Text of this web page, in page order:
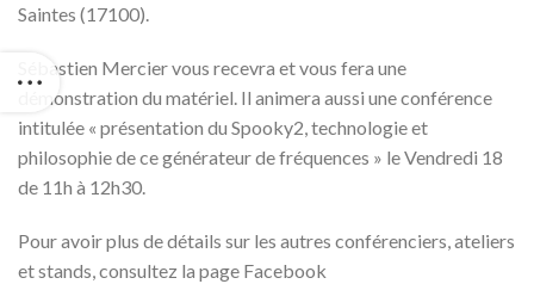
Saintes (17100).
Sébastien Mercier vous recevra et vous fera une
démonstration du matériel. Il animera aussi une conférence
intitulée « présentation du Spooky2, technologie et
philosophie de ce générateur de fréquences » le Vendredi 18
de 11h à 12h30.
Pour avoir plus de détails sur les autres conférenciers, ateliers
et stands, consultez la page Facebook